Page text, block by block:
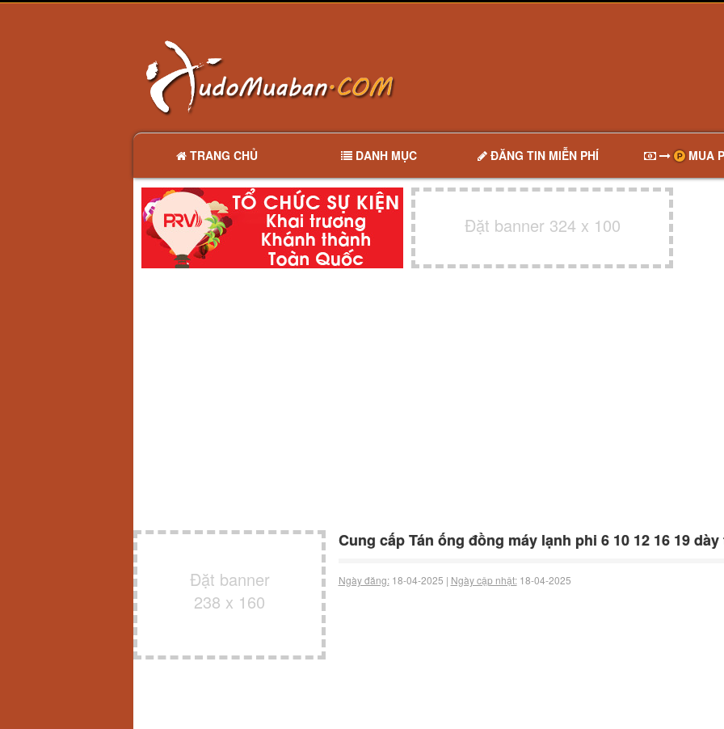
TRANG CHỦ DANH MỤC ĐĂNG TIN MIỄN PHÍ MUA
Đặt banner 324 x 100
Đặt banner
238 x 160
Cung cấp Tán ống đồng máy lạnh phi 6 10 12 16 19
Ngày đăng:18-04-2025 | Ngày cập nhật:18-04-2025